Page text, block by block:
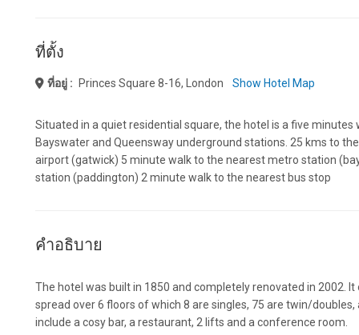
ที่ตั้ง
ที่อยู่ : Princes Square 8-16, London Show Hotel Map
Situated in a quiet residential square, the hotel is a five
Bayswater and Queensway underground stations. 25 kms to
airport (gatwick) 5 minute walk to the nearest metro station
station (paddington) 2 minute walk to the nearest bus stop
คำอธิบาย
The hotel was built in 1850 and completely renovated in 2002.
spread over 6 floors of which 8 are singles, 75 are twin/
include a cosy bar, a restaurant, 2 lifts and a conference room.